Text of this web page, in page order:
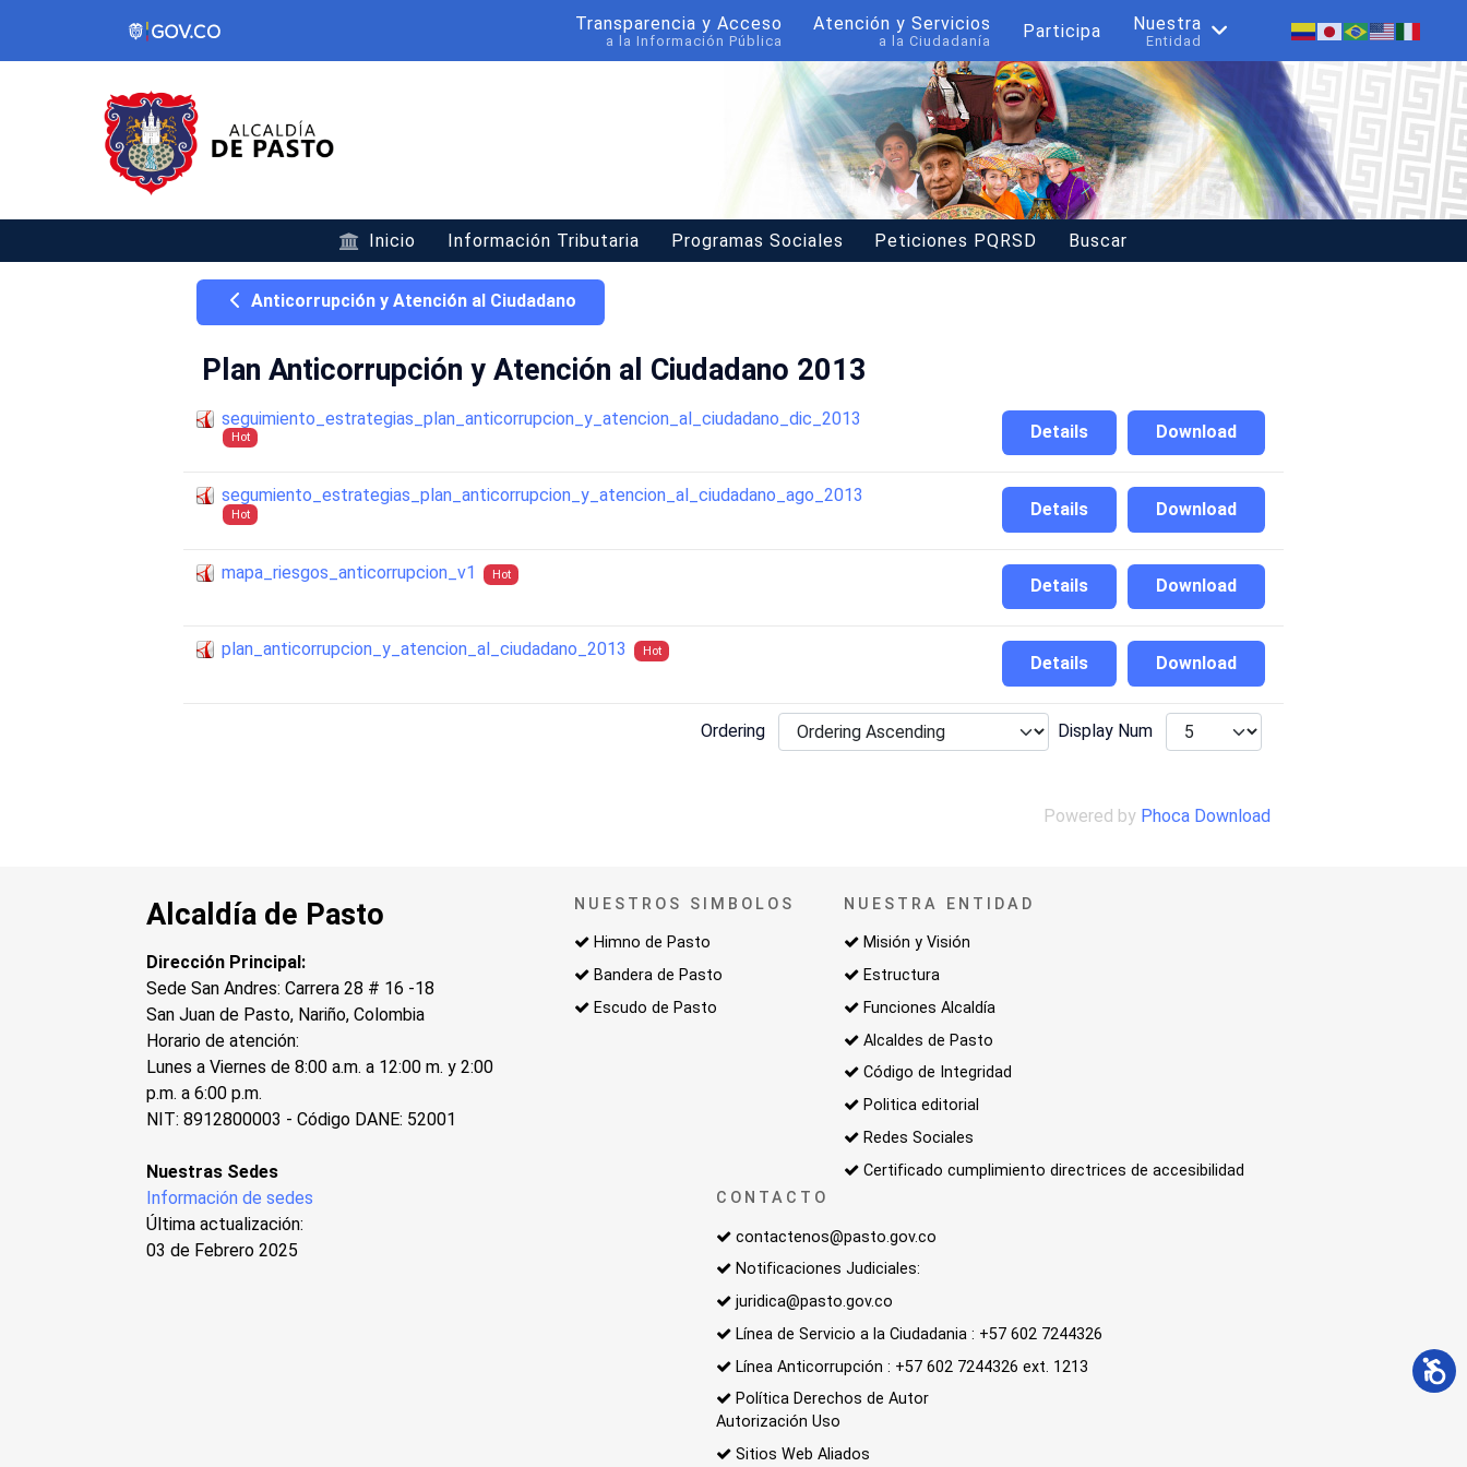
Transparencia y Acceso
a la Información Pública
Atención y Servicios
a la Ciudadanía Participa Nuestra
Entidad
Inicio Información Tributaria Programas Sociales Peticiones PQRSD Buscar
Anticorrupción y Atención al Ciudadano
Plan Anticorrupción y Atención al Ciudadano 2013
seguimiento_estrategias_plan_anticorrupcion_y_atencion_al_ciudadano_dic_2013
Hot Download
Details
segumiento_estrategias_plan_anticorrupcion_y_atencion_al_ciudadano_ago_2013
Hot Download
Details
mapa_riesgos_anticorrupcion_v1 Hot
Download
Details
plan_anticorrupcion_y_atencion_al_ciudadano_2013 Hot
Download
Details
Ordering Display Num
Powered by Phoca Download
Alcaldía de Pasto
Dirección Principal:
Sede San Andres: Carrera 28 # 16 -18
San Juan de Pasto, Nariño, Colombia
Horario de atención:
Lunes a Viernes de 8:00 a.m. a 12:00 m. y 2:00
p.m. a 6:00 p.m.
NIT: 8912800003 - Código DANE: 52001
Nuestras Sedes
Información de sedes
Última actualización:
03 de Febrero 2025
NUESTROS SIMBOLOS
Himno de Pasto
Bandera de Pasto
Escudo de Pasto
NUESTRA ENTIDAD
Misión y Visión
Estructura
Funciones Alcaldía
Alcaldes de Pasto
Código de Integridad
Politica editorial
Redes Sociales
Certificado cumplimiento directrices de accesibilidad
CONTACTO
contactenos@pasto.gov.co
Notificaciones Judiciales:
juridica@pasto.gov.co
Línea de Servicio a la Ciudadania : +57 602 7244326
Línea Anticorrupción : +57 602 7244326 ext. 1213
Política Derechos de Autor
Autorización Uso
Sitios Web Aliados